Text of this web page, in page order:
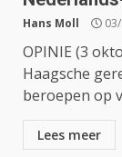
Hans Moll
OPINIE (3
Haagsche
beroepen op
Lees meer